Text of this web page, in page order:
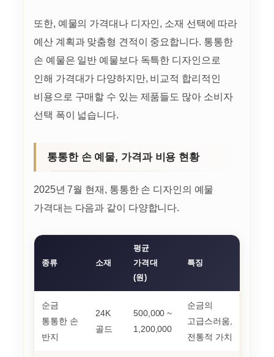
또한, 예물의 가격대나 디자인, 소재 선택에 따라
예산 계획과 맞춤형 견적이 중요합니다. 통통한
손 예물은 일반 예물보다 독특한 디자인으로
인해 가격대가 다양하지만, 비교적 합리적인
비용으로 구매할 수 있는 제품들도 많아 소비자
선택 폭이 넓습니다.
통통한 손 예물, 가격과 비용 현황
2025년 7월 현재, 통통한 손 디자인의 예물
가격대는 다음과 같이 다양합니다.
종류 소재
평균
가격대
(원)
특징
순금
통통한 손
반지
24K
골드
500,000 ~
1,200,000
순금의
고급스러움,
전통적 가치